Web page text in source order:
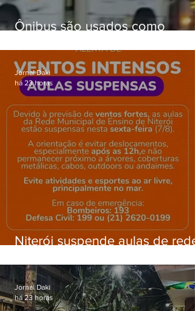
Ônibus são usados como
Gardênia Azul
Niterói suspende aulas de rede
ventos fortes nesta sexta (7)
Jornal Daki
há 23 horas
Jornal Daki
há 23 horas